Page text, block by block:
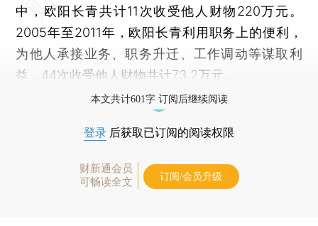
中，欧阳长青共计11次收受他人财物220万元。
2005年至2011年，欧阳长青利用职务上的便利，
为他人承接业务、职务升迁、工作调动等谋取利
益，44次收受他人财物共计73.2万元。
本文共计601字 订阅后继续阅读
登录 后获取已订阅的阅读权限
财新通会员
可畅读全文
订阅/会员升级